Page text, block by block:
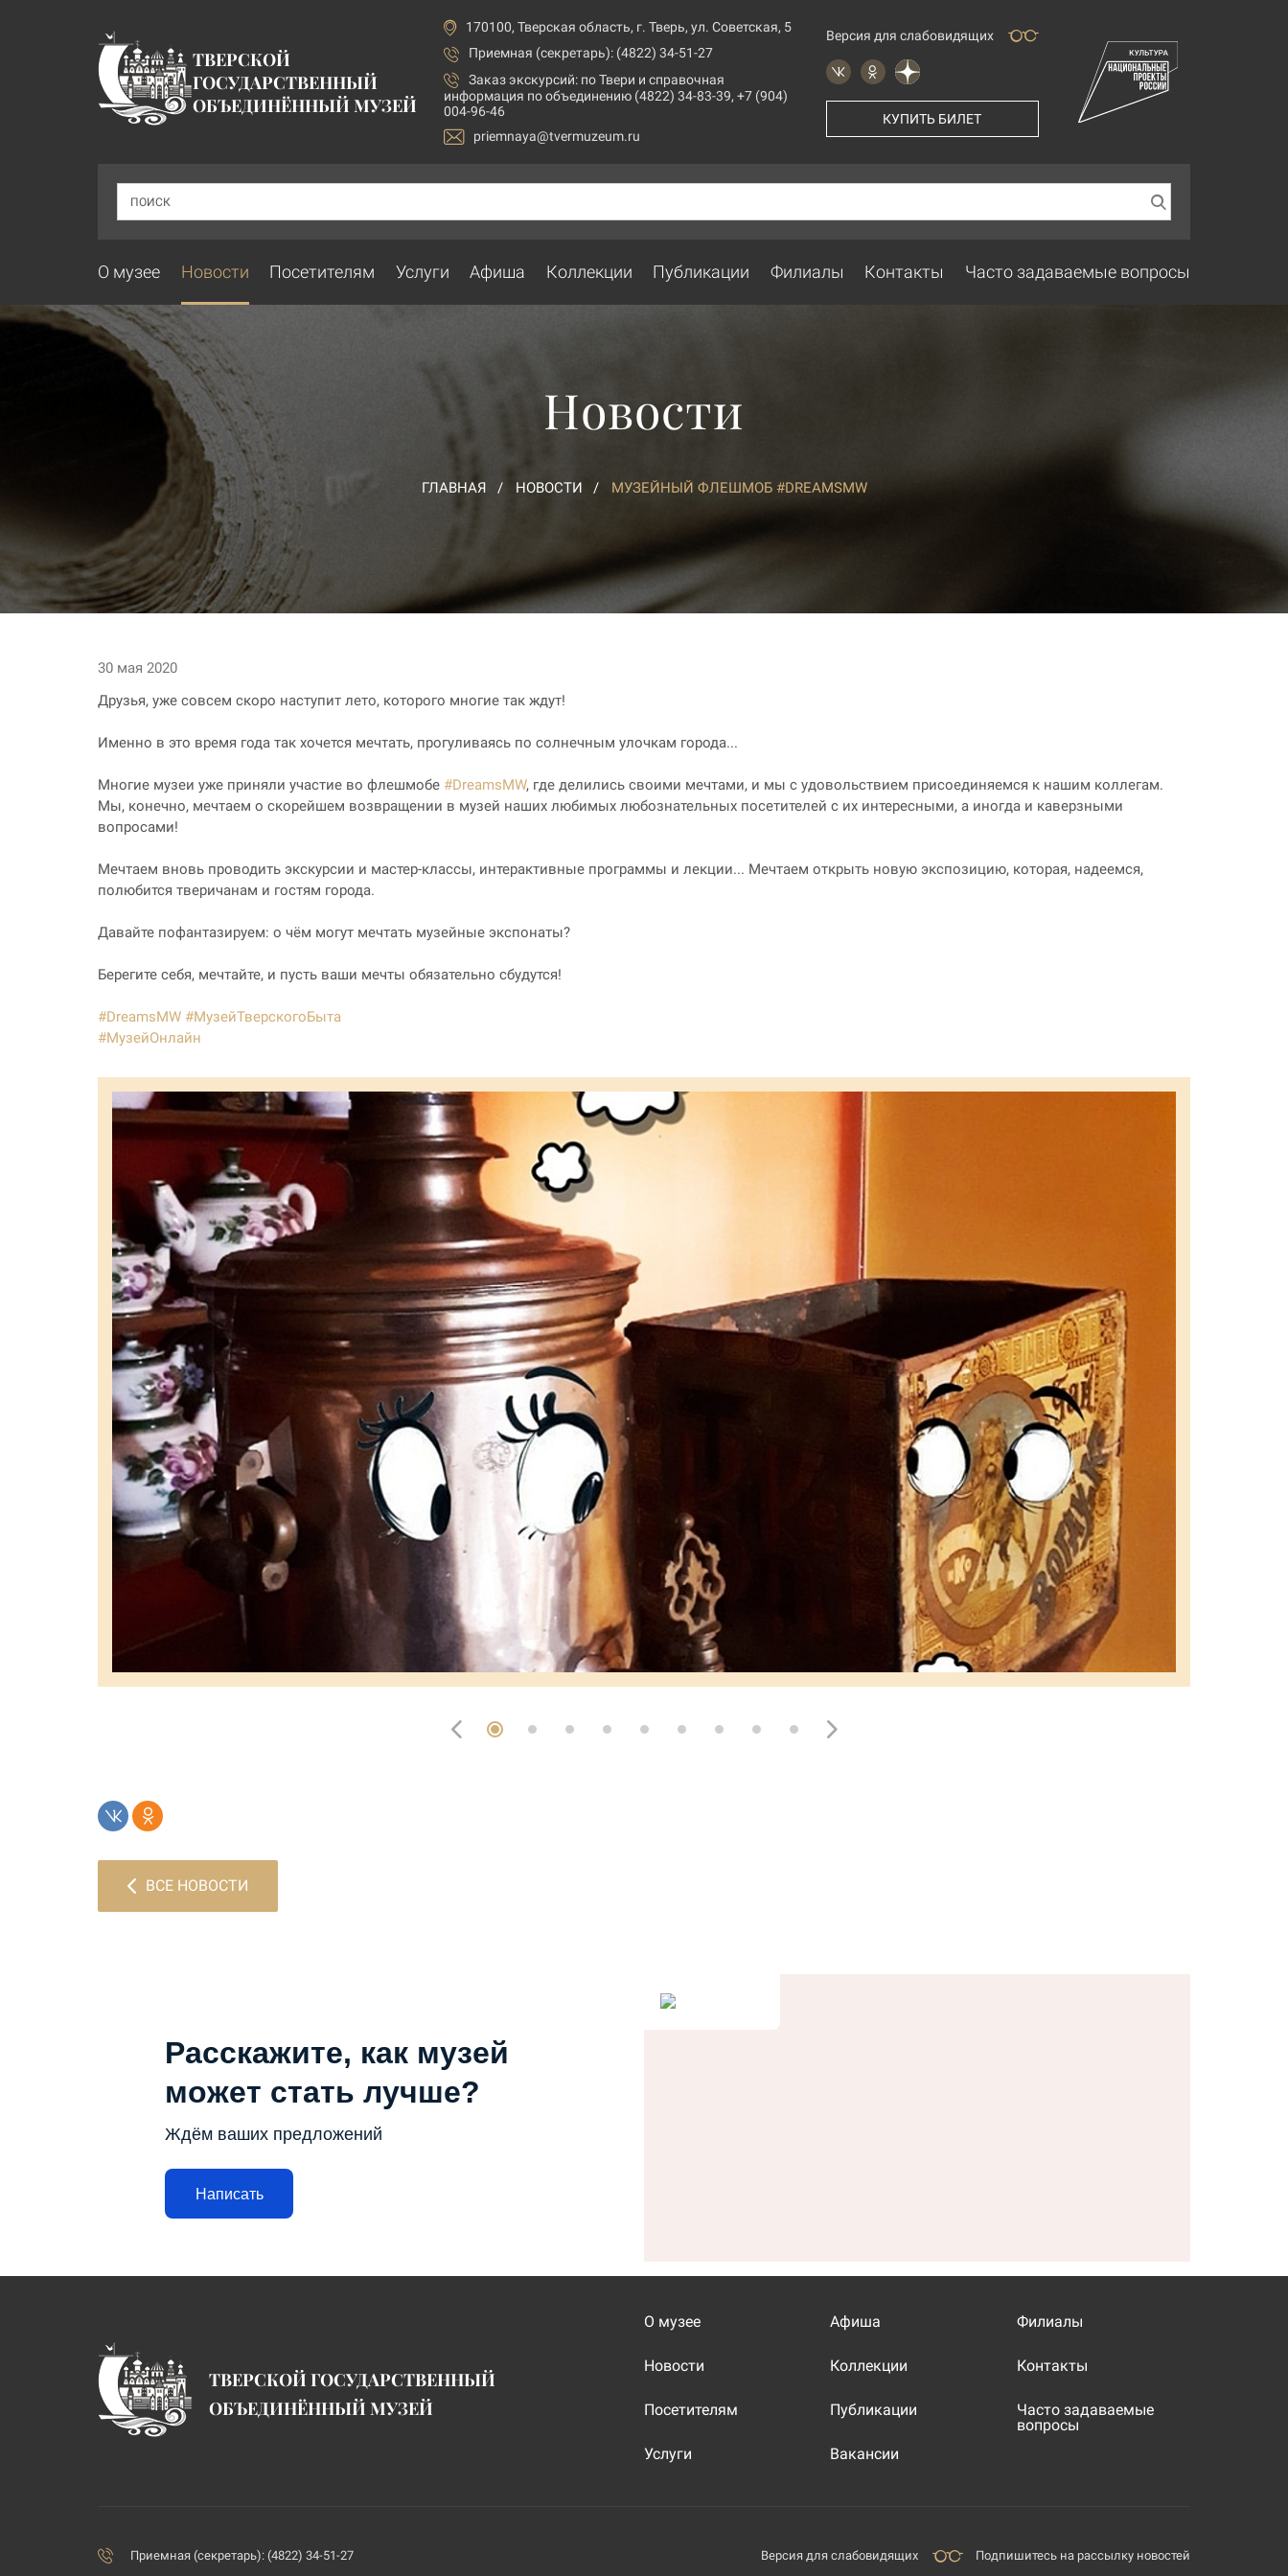
ТВЕРСКОЙ
ГОСУДАРСТВЕННЫЙ
ОБЪЕДИНЁННЫЙ МУЗЕЙ
170100, Тверская область, г. Тверь, ул. Советская, 5
Приемная (секретарь): (4822) 34-51-27
Заказ экскурсий: по Твери и справочная
информация по объединению (4822) 34-83-39, +7 (904)
004-96-46
priemnaya@tvermuzeum.ru
Версия для слабовидящих
КУПИТЬ БИЛЕТ
ПОИСК
О музее Новости Посетителям Услуги Афиша Коллекции Публикации Филиалы Контакты Часто задаваемые вопросы
Новости
ГЛАВНАЯ НОВОСТИ МУЗЕЙНЫЙ ФЛЕШМОБ #DREAMSMW
30 мая 2020
Друзья, уже совсем скоро наступит лето, которого многие так ждут!
Именно в это время года так хочется мечтать, прогуливаясь по солнечным улочкам города...
Многие музеи уже приняли участие во флешмобе #DreamsMW, где делились своими мечтами, и мы с удовольствием присоединяемся к нашим коллегам.
Мы, конечно, мечтаем о скорейшем возвращении в музей наших любимых любознательных посетителей с их интересными, а иногда и каверзными
вопросами!
Мечтаем вновь проводить экскурсии и мастер-классы, интерактивные программы и лекции... Мечтаем открыть новую экспозицию, которая, надеемся,
полюбится тверичанам и гостям города.
Давайте пофантазируем: о чём могут мечтать музейные экспонаты?
Берегите себя, мечтайте, и пусть ваши мечты обязательно сбудутся!
#DreamsMW #МузейТверскогоБыта
#МузейОнлайн
ВСЕ НОВОСТИ
Расскажите, как музей
может стать лучше?
Ждём ваших предложений
Написать
ТВЕРСКОЙ ГОСУДАРСТВЕННЫЙ
ОБЪЕДИНЁННЫЙ МУЗЕЙ
О музее
Новости
Посетителям
Услуги
Афиша
Коллекции
Публикации
Вакансии
Филиалы
Контакты
Часто задаваемые
вопросы
Приемная (секретарь): (4822) 34-51-27 Версия для слабовидящих Подпишитесь на рассылку новостей